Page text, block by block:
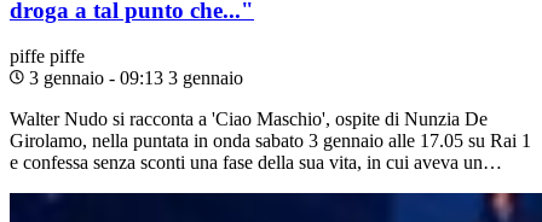
droga a tal punto che..."
piffe piffe
3 gennaio - 09:13 3 gennaio
Walter Nudo si racconta a 'Ciao Maschio', ospite di Nunzia De
Girolamo, nella puntata in onda sabato 3 gennaio alle 17.05 su Rai 1
e confessa senza sconti una fase della sua vita, in cui aveva un…